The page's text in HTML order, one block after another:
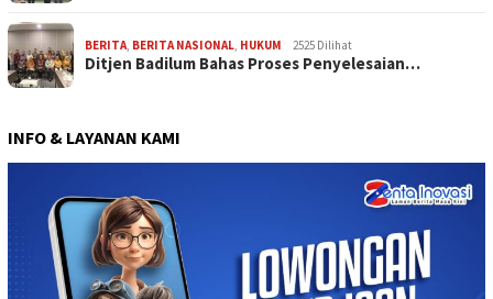
BERITA, BERITA NASIONAL, HUKUM 2525 Dilihat
Ditjen Badilum Bahas Proses Penyelesaian…
INFO & LAYANAN KAMI